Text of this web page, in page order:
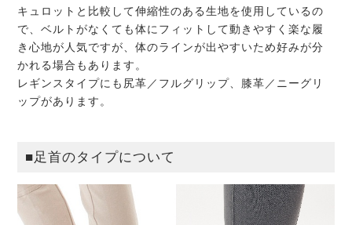
キュロットと比較して伸縮性のある生地を使用しているの
で、ベルトがなくても体にフィットして動きやすく楽な履
き心地が人気ですが、体のラインが出やすいため好みが分
かれる場合もあります。
レギンスタイプにも尻革／フルグリップ、膝革／ニーグリ
ップがあります。
■足首のタイプについて